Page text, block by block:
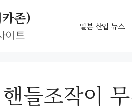
존)
이트
일본 산업 뉴스
들조작이